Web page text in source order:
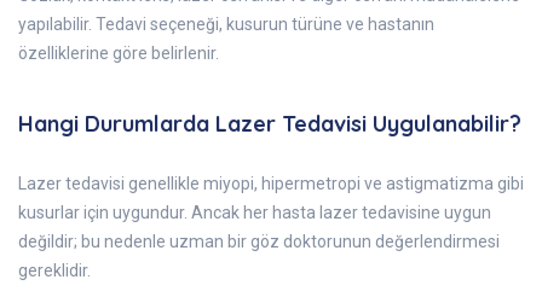
yapılabilir. Tedavi seçeneği, kusurun türüne ve hastanın
özelliklerine göre belirlenir.
Hangi Durumlarda Lazer Tedavisi Uygulanabilir?
Lazer tedavisi genellikle miyopi, hipermetropi ve astigmatizma gibi
kusurlar için uygundur. Ancak her hasta lazer tedavisine uygun
değildir; bu nedenle uzman bir göz doktorunun değerlendirmesi
gereklidir.